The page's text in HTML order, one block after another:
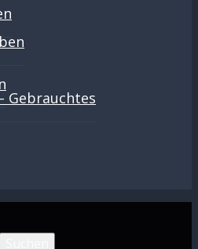
Gebrauchtes